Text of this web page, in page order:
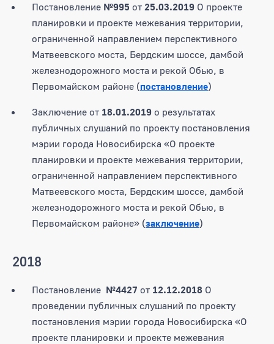
Постановление №995 от 25.03.2019 О проекте
планировки и проекте межевания территории,
ограниченной направлением перспективного
Матвеевского моста, Бердским шоссе, дамбой
железнодорожного моста и рекой Обью, в
Первомайском районе (постановление)
Заключение от 18.01.2019 о результатах
публичных слушаний по проекту постановления
мэрии города Новосибирска «О проекте
планировки и проекте межевания территории,
ограниченной направлением перспективного
Матвеевского моста, Бердским шоссе, дамбой
железнодорожного моста и рекой Обью, в
Первомайском районе» (заключение)
2018
Постановление №4427 от 12.12.2018 О
проведении публичных слушаний по проекту
постановления мэрии города Новосибирска «О
проекте планировки и проекте межевания